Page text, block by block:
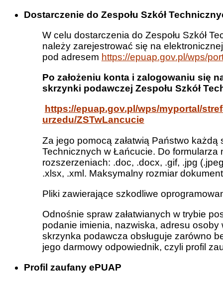
Dostarczenie do Zespołu Szkół
W celu dostarczenia do Zespołu Szkół
należy zarejestrować się na
pod adresem https://epuap.gov.pl/wps/
Po założeniu konta i zalogowaniu się
skrzynki podawczej Zespołu Szkół
https://epuap.gov.pl/wps/myportal/
urzedu/ZSTwLancucie
Za jego pomocą załatwią Państwo każdą
Technicznych w Łańcucie. Do
rozszerzeniach: .doc, .docx, .gif, .jpg
.xlsx, .xml. Maksymalny rozmiar
Pliki zawierające szkodliwe
Odnośnie spraw załatwianych w trybie
podanie imienia, nazwiska, adresu
skrzynka podawcza obsługuje zarówno
jego darmowy odpowiednik, czyli profil
Profil zaufany ePUAP